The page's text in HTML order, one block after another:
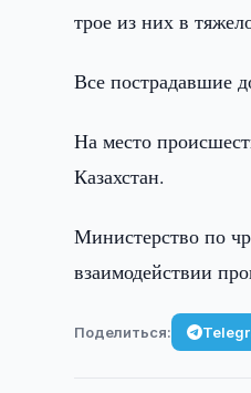
трое из них в
Все пострадавшие
На место
Казахстан.
Министерство по
взаимодействии
Поделиться: